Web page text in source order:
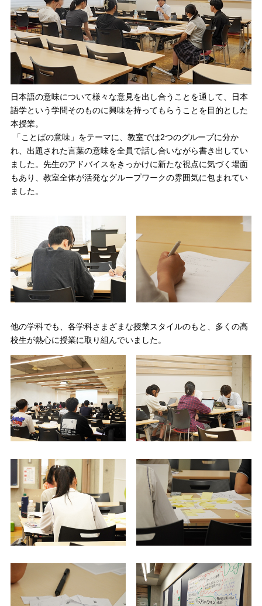
日本語の意味について様々な意見を出し合うことを通して、日本
語学という学問そのものに興味を持ってもらうことを目的とした
本授業。
「ことばの意味」をテーマに、教室では2つのグループに分か
れ、出題された言葉の意味を全員で話し合いながら書き出してい
ました。先生のアドバイスをきっかけに新たな視点に気づく場面
もあり、教室全体が活発なグループワークの雰囲気に包まれてい
ました。
他の学科でも、各学科さまざまな授業スタイルのもと、多くの高
校生が熱心に授業に取り組んでいました。